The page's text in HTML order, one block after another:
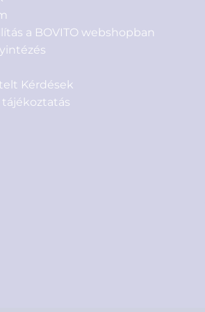
a BOVITO webshopban
Kérdések